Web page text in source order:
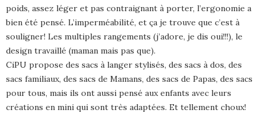
poids, assez léger et pas contraignant à porter, l’ergonomie a
bien été pensé. L’imperméabilité, et ça je trouve que c’est à
souligner! Les multiples rangements (j’adore, je dis oui!!!), le
design travaillé (maman mais pas que).
CiPU propose des sacs à langer stylisés, des sacs à dos, des
sacs familiaux, des sacs de Mamans, des sacs de Papas, des sacs
pour tous, mais ils ont aussi pensé aux enfants avec leurs
créations en mini qui sont très adaptées. Et tellement choux!